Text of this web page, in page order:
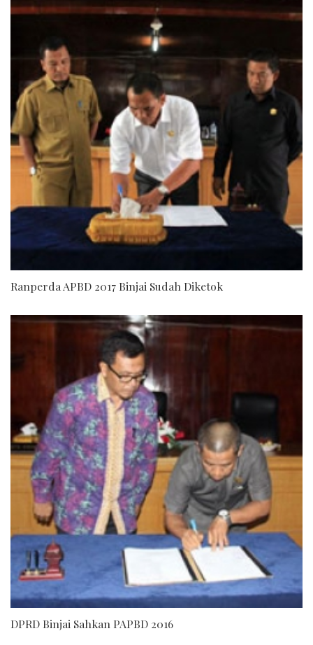
Ranperda APBD 2017 Binjai Sudah Diketok
DPRD Binjai Sahkan PAPBD 2016